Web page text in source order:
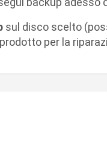
sul disco scelto
per la